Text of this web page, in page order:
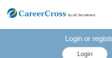
Login or
Login